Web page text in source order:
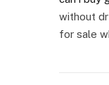
without
for sale